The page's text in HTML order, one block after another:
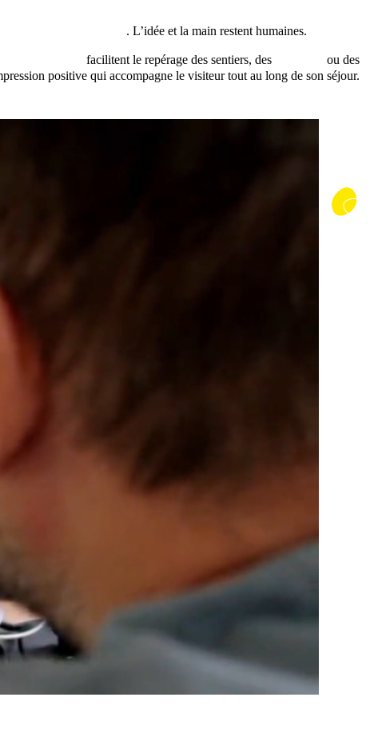
. L’idée et la main restent humaines.
facilitent le repérage des sentiers, des
ou des
positive qui accompagne le visiteur tout au long de son séjour.